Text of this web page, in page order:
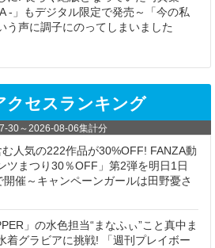
-」もデジタル限定で発売～「今の私
う声に調子にのってしまいました
クセスランキング
30～2026-08-06集計分
人気の222作品が30%OFF! FANZA動
ツまつり30％OFF」第2弾を明日1日
催～キャンペーンガールは田野憂さ
」の水色担当“まなふぃ”こと真中ま
着グラビアに挑戦! 「週刊プレイボー